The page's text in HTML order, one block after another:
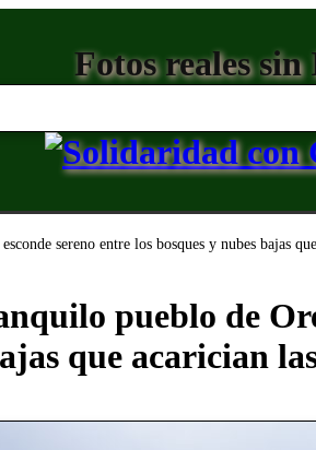
Fotos reales sin
sereno entre los bosques y nubes bajas
pueblo de
que acarician